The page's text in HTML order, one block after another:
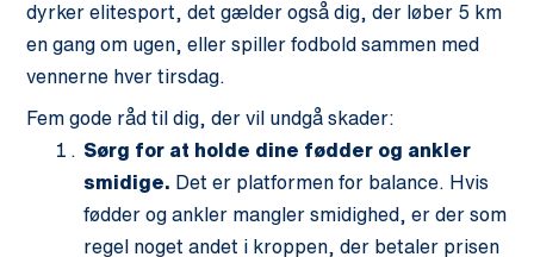
dyrker elitesport, det gælder også dig, der løber 5 km
en gang om ugen, eller spiller fodbold sammen med
vennerne hver tirsdag.
Fem gode råd til dig, der vil undgå skader:
Sørg for at holde dine fødder og ankler
smidige. Det er platformen for balance. Hvis
fødder og ankler mangler smidighed, er der som
regel noget andet i kroppen, der betaler prisen